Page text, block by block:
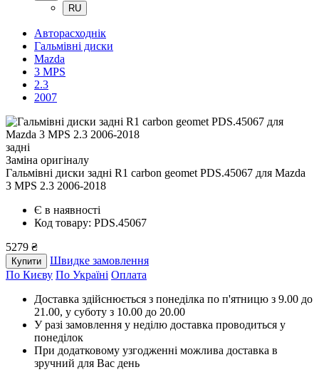
RU
Авторасходнік
Гальмівні диски
Mazda
3 MPS
2.3
2007
задні
Заміна оригіналу
Гальмівні диски задні R1 carbon geomet PDS.45067 для Mazda
3 MPS 2.3 2006-2018
Є в наявності
Код товару: PDS.45067
5279 ₴
Купити
Швидке замовлення
По Києву По Україні Оплата
Доставка здійснюється з понеділка по п'ятницю з 9.00 до
21.00, у суботу з 10.00 до 20.00
У разі замовлення у неділю доставка проводиться у
понеділок
При додатковому узгодженні можлива доставка в
зручний для Вас день